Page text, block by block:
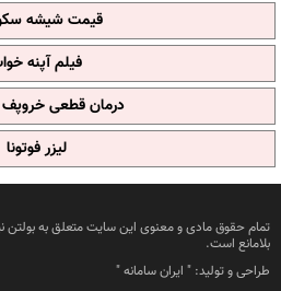
قیمت شیشه
فیلم آپنه
درمان قطعی
لیزر فوتونا
تمام حقوق مادی و معنوی این سایت متعلق به بولتن
بلامانع است.
طراحی و تولید: " ایران سامانه"